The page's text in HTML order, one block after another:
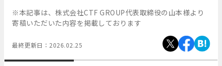
※本記事は、株式会社CTF GROUP代表取締役の山本様より
寄稿いただいた内容を掲載しております
最終更新日： 2026.02.25